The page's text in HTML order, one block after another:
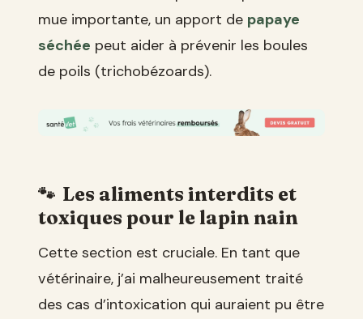
mue importante, un apport de papaye
séchée peut aider à prévenir les boules
de poils (trichobézoards).
Les aliments interdits et
toxiques pour le lapin nain
Cette section est cruciale. En tant que
vétérinaire, j’ai malheureusement traité
des cas d’intoxication qui auraient pu être